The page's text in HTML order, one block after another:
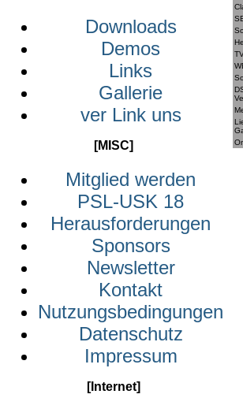
Downloads
Demos
Links
Gallerie
ver Link uns
[MISC]
Mitglied werden
PSL-USK 18
Herausforderungen
Sponsors
Newsletter
Kontakt
Nutzungsbedingungen
Datenschutz
Impressum
[Internet]